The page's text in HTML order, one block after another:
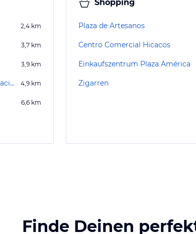
2,4 km
3,7 km
3,9 km
Cabaret Continental im Hotel Internacional 4,9 km
6,6 km
Shopping
Plaza de Artesanos
Centro Comercial Hicacos
Einkaufszentrum Plaza América
Zigarren
Finde Deinen